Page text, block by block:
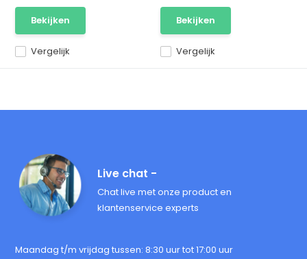
Vergelijk
Bekijken
Vergelijk
Bekijken
Live chat -
Chat live met onze product en
klantenservice experts
Maandag t/m vrijdag tussen: 8:30 uur tot 17:00 uur